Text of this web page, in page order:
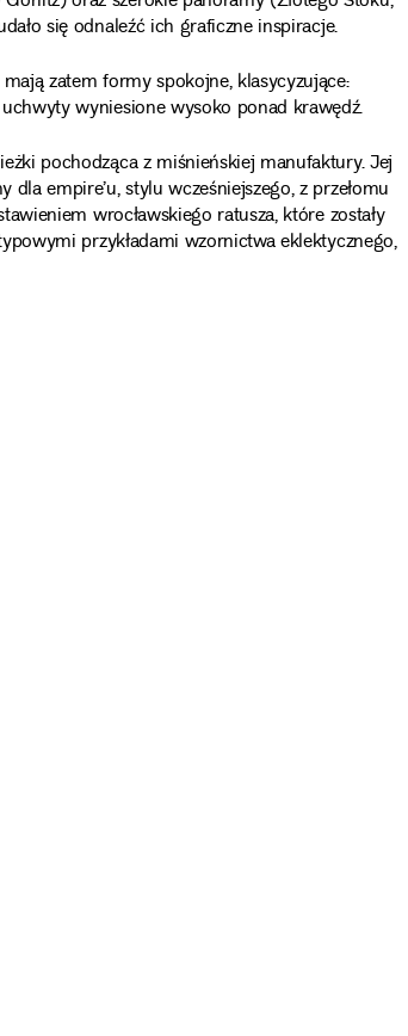
się odnaleźć ich graficzne inspiracje.
zatem formy spokojne, klasycyzujące:
wyniesione wysoko ponad krawędź.
pochodząca z miśnieńskiej manufaktury. Jej
empire’u, stylu wcześniejszego, z przełomu
wrocławskiego ratusza, które zostały
przykładami wzornictwa eklektycznego,